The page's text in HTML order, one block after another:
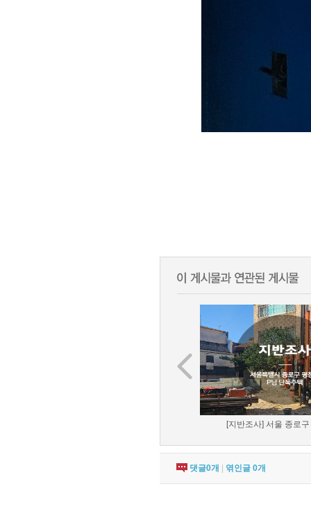
[지반조사] 서울 종로
댓글0개 엮인글 0개